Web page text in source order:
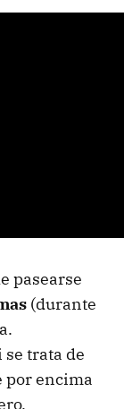
pasearse
(durante
trata de
por encima